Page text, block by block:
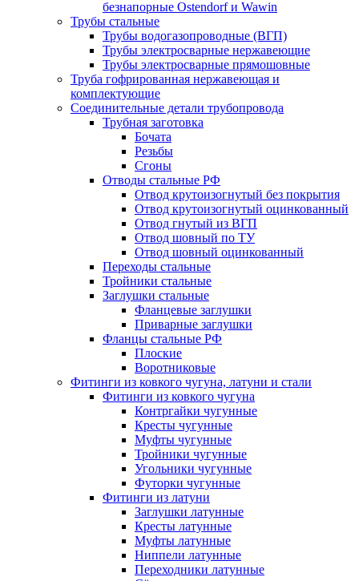
безнапорные Ostendorf и Wawin
Трубы стальные
Трубы водогазопроводные (ВГП)
Трубы электросварные нержавеющие
Трубы электросварные прямошовные
Труба гофрированная нержавеющая и
комплектующие
Соединительные детали трубопровода
Трубная заготовка
Бочата
Резьбы
Сгоны
Отводы стальные РФ
Отвод крутоизогнутый без покрытия
Отвод крутоизогнутый оцинкованный
Отвод гнутый из ВГП
Отвод шовный по ТУ
Отвод шовный оцинкованный
Переходы стальные
Тройники стальные
Заглушки стальные
Фланцевые заглушки
Приварные заглушки
Фланцы стальные РФ
Плоские
Воротниковые
Фитинги из ковкого чугуна, латуни и стали
Фитинги из ковкого чугуна
Контргайки чугунные
Кресты чугунные
Муфты чугунные
Тройники чугунные
Угольники чугунные
Футорки чугунные
Фитинги из латуни
Заглушки латунные
Кресты латунные
Муфты латунные
Ниппели латунные
Переходники латунные